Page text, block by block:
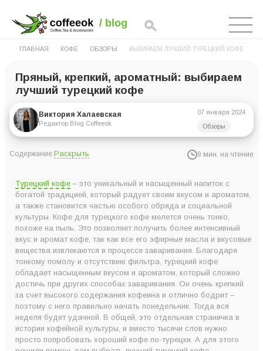
ГЛАВНАЯ КОФЕ ОБЗОРЫ ВЫБИРАЕМ ЛУЧШИЙ ТУРЕЦКИЙ КОФЕ
Пряный, крепкий, ароматный: выбираем
лучший турецкий кофе
Виктория Халаевская
Редактор Blog Coffeeok
07 января 2024
Обзоры
Содержание:Раскрыть 9 мин. на чтение
5. Кофе Selamlique с кардамоном молотый ж/б 125 г
4. Кофе без кофеина Mardin Babil Menengiс молотый 200 г
3. Кофе Selamlique с шоколадом молотый ж/б 125 г
2. Кофе Кurukahveci Mehmet Efendi молотый 500 г
1. Кофе Кurukahveci Mehmet Efendi Espresso в зернах 1 кг
ТОП-5 марок лучшего турецкого кофе по версии Coffeeok
Как правильно выбрать турецкий кофе?
Главный критерий хорошего турецкого кофе
Турецкий кофе – это уникальный и насыщенный напиток с
богатой традицией, который радует своим вкусом и ароматом,
а также становится частью особого обряда и социальной
культуры. Кофе для турецкого кофе мелется очень тонко,
похоже на пыль. Это позволяет получить более интенсивный
вкус и аромат кофе, так как все его эфирные масла и вкусовые
вещества извлекаются в процессе заваривания. Благодаря
тонкому помолу и отсутствию фильтра, турецкий кофе
обладает насыщенным вкусом и ароматом, который сложно
достичь при других способах заваривания. Он очень крепкий
за счет высокого содержания кофеина и отлично бодрит –
поэтому с него правильно начать понедельник. Тогда вся
неделя будет удачной. В общей, это отдельная страничка в
истории кофейной культуры, и вместо тысячи слов нужно
просто попробовать хороший кофе по-турецки. А для этого